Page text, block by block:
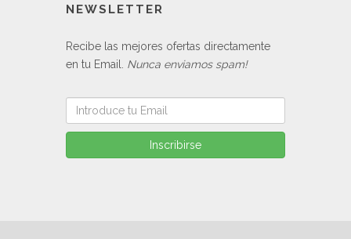
NEWSLETTER
Recibe las mejores ofertas directamente
en tu Email. Nunca enviamos spam!
Inscribirse